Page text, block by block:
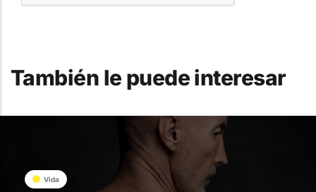
También le puede interesar
Vida